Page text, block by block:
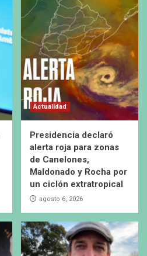
Actualidad
Presidencia declaró
alerta roja para zonas
de Canelones,
Maldonado y Rocha por
un ciclón extratropical
agosto 6, 2026